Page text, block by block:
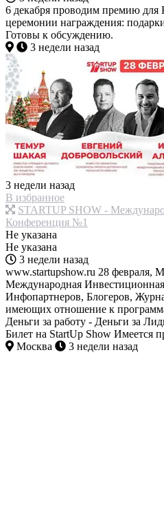
6 декабря проводим премию для
церемонии награждения:
Готовы к обсуждению.
3 недели назад
3 недели назад
В избранное
STARTUP SHOW -
Конференция №1
Не указана
Не указана
3 недели назад
www.startupshow.ru 28 февраля,
Международная
Инфопартнеров, Блогеров,
имеющих отношение к
Деньги за работу - Деньги за
Билет на StartUp Show Имеется
Москва
3 недели назад